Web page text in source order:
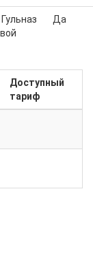
Да
Доступный
тариф